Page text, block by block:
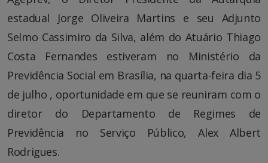
estadual Jorge Oliveira Martins e seu Adjunto
Selmo Cassimiro da Silva, além do Atuário Thiago
Costa Fernandes estiveram no Ministério da
Previdência Social em Brasília, na quarta-feira dia 5
de julho , oportunidade em que se reuniram com o
diretor do Departamento de Regimes de
Previdência no Serviço Público, Alex Albert
Rodrigues.